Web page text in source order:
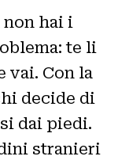
non hai i
te li
vai. Con la
decide di
dai piedi.
stranieri